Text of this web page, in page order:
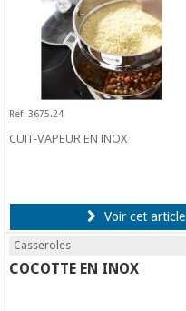
Ref. 3675.24
CUIT-VAPEUR EN INOX
Voir cet article
Casseroles
COCOTTE EN INOX